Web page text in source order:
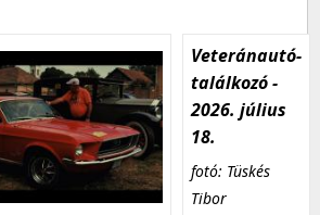
Veteránautó-
találkozó -
2026. július
18.
fotó: Tüskés
Tibor